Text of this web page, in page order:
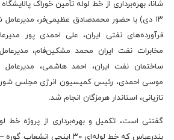
شانا، بهره‌برداری از خط لوله تأمین خوراک
۱۳ دی) با حضور محمدصادق عظیمی‌فر،
فرآورده‌های نفتی ایران، علی احمدی پور
مخابرات نفت ایران محمد مشکین‌فام،
ساختمان نفت ایران، احمد هاشمی، مدیرعامل
موسی احمدی، رئیس کمیسیون انرژی مجلس
تازیانی، استاندار هرمزگان انجام شد.
گفتنی است، تکمیل و بهره‌برداری از پروژه خط